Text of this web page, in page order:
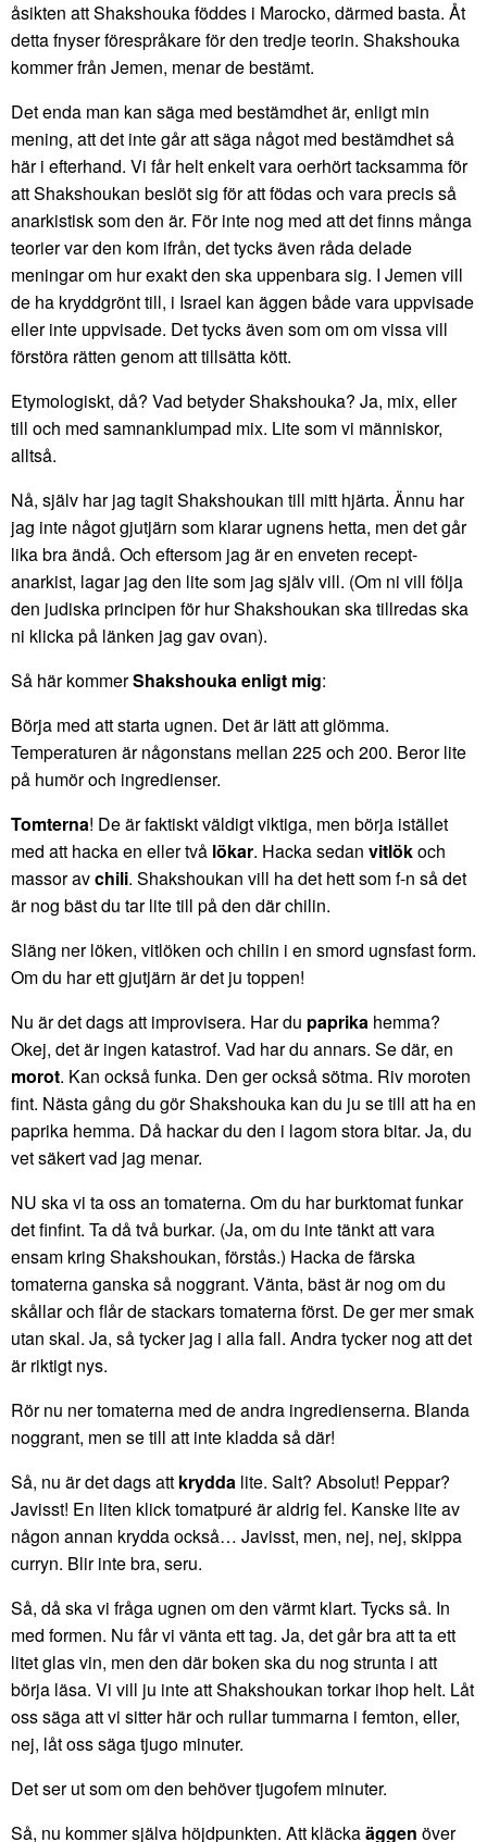
åsikten att Shakshouka föddes i Marocko, därmed basta. Åt
detta fnyser förespråkare för den tredje teorin. Shakshouka
kommer från Jemen, menar de bestämt.
Det enda man kan säga med bestämdhet är, enligt min
mening, att det inte går att säga något med bestämdhet så
här i efterhand. Vi får helt enkelt vara oerhört tacksamma för
att Shakshoukan beslöt sig för att födas och vara precis så
anarkistisk som den är. För inte nog med att det finns många
teorier var den kom ifrån, det tycks även råda delade
meningar om hur exakt den ska uppenbara sig. I Jemen vill
de ha kryddgrönt till, i Israel kan äggen både vara uppvisade
eller inte uppvisade. Det tycks även som om om vissa vill
förstöra rätten genom att tillsätta kött.
Etymologiskt, då? Vad betyder Shakshouka? Ja, mix, eller
till och med samnanklumpad mix. Lite som vi människor,
alltså.
Nå, själv har jag tagit Shakshoukan till mitt hjärta. Ännu har
jag inte något gjutjärn som klarar ugnens hetta, men det går
lika bra ändå. Och eftersom jag är en enveten recept-
anarkist, lagar jag den lite som jag själv vill. (Om ni vill följa
den judiska principen för hur Shakshoukan ska tillredas ska
ni klicka på länken jag gav ovan).
Så här kommerShakshouka enligt mig:
Börja med att starta ugnen. Det är lätt att glömma.
Temperaturen är någonstans mellan 225 och 200. Beror lite
på humör och ingredienser.
Tomterna! De är faktiskt väldigt viktiga, men börja istället
med att hacka en eller två lökar. Hacka sedan vitlökoch
massor avchili. Shakshoukan vill ha det hett som f-n så det
är nog bäst du tar lite till på den där chilin.
Släng ner löken, vitlöken och chilin i en smord ugnsfast form.
Om du har ett gjutjärn är det ju toppen!
Nu är det dags att improvisera. Har du paprika hemma?
Okej, det är ingen katastrof. Vad har du annars. Se där, en
morot. Kan också funka. Den ger också sötma. Riv moroten
fint. Nästa gång du gör Shakshouka kan du ju se till att ha en
paprika hemma. Då hackar du den i lagom stora bitar. Ja, du
vet säkert vad jag menar.
NU ska vi ta oss an tomaterna. Om du har burktomat funkar
det finfint. Ta då två burkar. (Ja, om du inte tänkt att vara
ensam kring Shakshoukan, förstås.) Hacka de färska
tomaterna ganska så noggrant. Vänta, bäst är nog om du
skållar och flår de stackars tomaterna först. De ger mer smak
utan skal. Ja, så tycker jag i alla fall. Andra tycker nog att det
är riktigt nys.
Rör nu ner tomaterna med de andra ingredienserna. Blanda
noggrant, men se till att inte kladda så där!
Så, nu är det dags att krydda lite. Salt? Absolut! Peppar?
Javisst! En liten klick tomatpuré är aldrig fel. Kanske lite av
någon annan krydda också… Javisst, men, nej, nej, skippa
curryn. Blir inte bra, seru.
Så, då ska vi fråga ugnen om den värmt klart. Tycks så. In
med formen. Nu får vi vänta ett tag. Ja, det går bra att ta ett
litet glas vin, men den där boken ska du nog strunta i att
börja läsa. Vi vill ju inte att Shakshoukan torkar ihop helt. Låt
oss säga att vi sitter här och rullar tummarna i femton, eller,
nej, låt oss säga tjugo minuter.
Det ser ut som om den behöver tjugofem minuter.
Så, nu kommer själva höjdpunkten. Att kläckaäggen över